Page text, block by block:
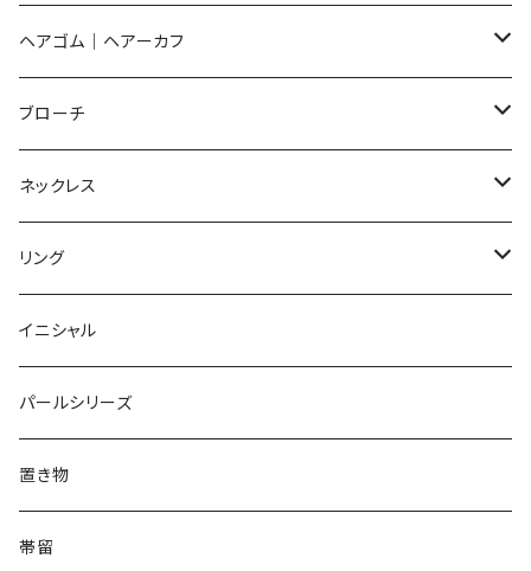
イヤリング
ノンホールピアス
ヘアゴム
ブローチ
ネックレス
リング
ピアス
Flower
Dot
てんとう虫
ノンホールピアス
Flower
Dot
イヤリング
Flower
Round
ヘアゴム｜ヘアーカフ
Flower
Round
Square
てんとう虫
Animal
うさぎ
パンダ
鏡
Pattern
ブローチ
Flower
Animal
猫
犬
Lips
鏡
Pattern
house
ネックレス
Flower
Animal
てんとう虫
Food
Pattern
リング
Flower
Round
てんとう虫
animal
イニシャル
パールシリーズ
置き物
帯留